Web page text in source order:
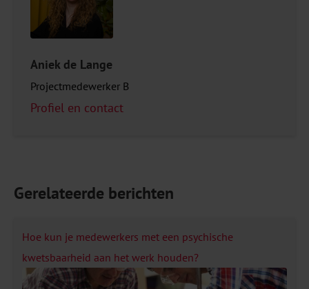
Aniek de Lange
Projectmedewerker B
Profiel en contact
Gerelateerde berichten
Hoe kun je medewerkers met een psychische
kwetsbaarheid aan het werk houden?